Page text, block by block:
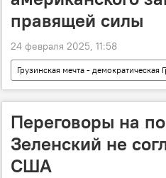
правящей силы
24 февраля 2025, 11:58
Грузинская мечта - демократическая
ПОЛИТИКА
Закон об
Переговоры на
Зеленский не
США